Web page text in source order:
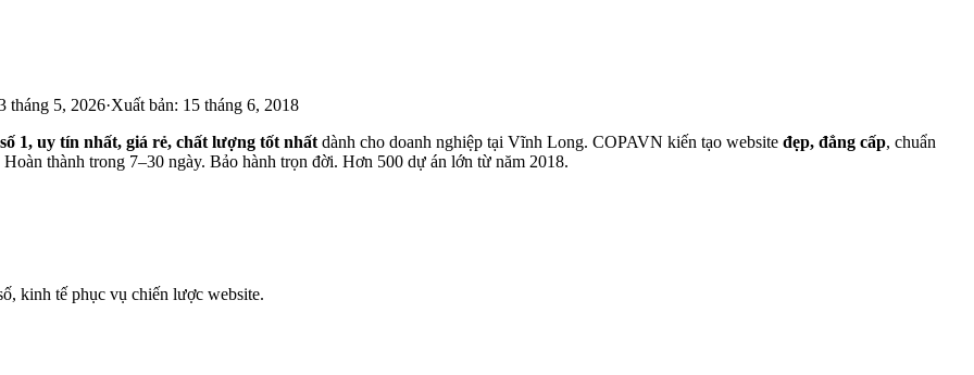
tháng 5, 2026·Xuất bản: 15 tháng 6, 2018
số 1, uy tín nhất, giá rẻ, chất lượng tốt nhất dành cho doanh nghiệp tại Vĩnh Long. COPAVN kiến tạo website đẹp, đẳng cấp, chuẩn
Hoàn thành trong 7–30 ngày. Bảo hành trọn đời. Hơn 500 dự án lớn từ năm 2018.
kinh tế phục vụ chiến lược website.